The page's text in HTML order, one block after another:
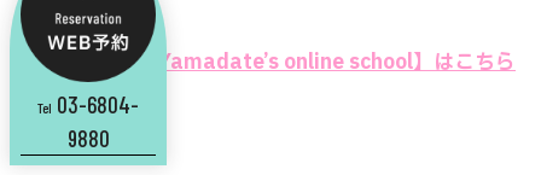
⇒⇒【Yusuke Yamadate’s online school】はこちら
から
Tel 03-6804-
9880